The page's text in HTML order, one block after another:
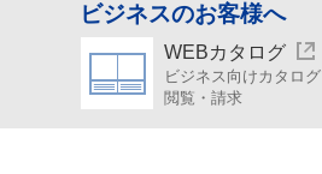
ビジネスのお客様へ
WEBカタログ
ビジネス向けカタログ
閲覧・請求